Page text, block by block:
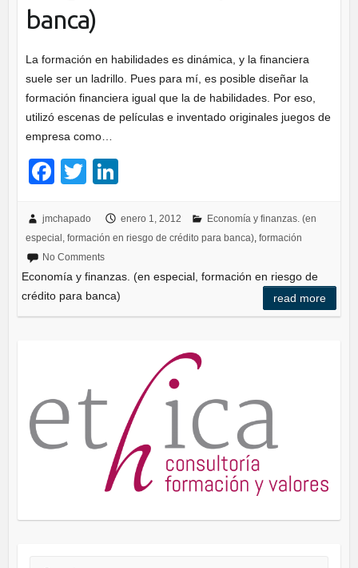
banca)
La formación en habilidades es dinámica, y la financiera
suele ser un ladrillo. Pues para mí, es posible diseñar la
formación financiera igual que la de habilidades. Por eso,
utilizó escenas de películas e inventado originales juegos de
empresa como…
F
c
e
b
o
o
T
tt
er
k
e
dI
n
jmchapado enero 1, 2012
Economía y finanzas. (en
especial, formación en riesgo de crédito para banca), formación
No Comments
Economía y finanzas. (en especial, formación en riesgo de
crédito para banca)
read more
Search